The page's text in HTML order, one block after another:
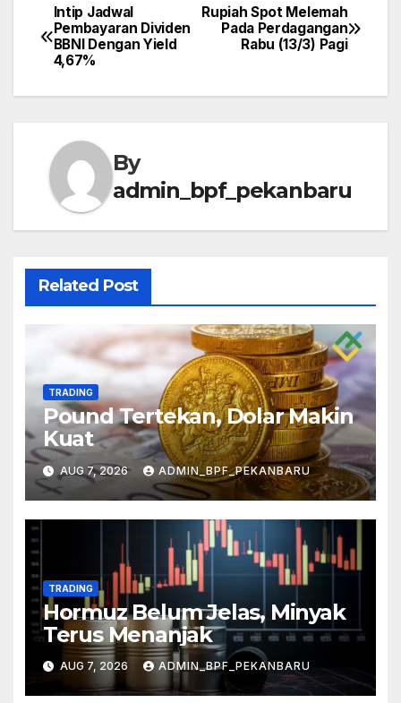
Post
navigation
Rupiah Spot Melemah
Pada Perdagangan
Rabu (13/3) Pagi
Intip Jadwal
Pembayaran Dividen
BBNI Dengan Yield
4,67%
By
admin_bpf_pekanbaru
Related Post
TRADING
Pound Tertekan, Dolar Makin
Kuat
AUG 7, 2026 ADMIN_BPF_PEKANBARU
TRADING
Hormuz Belum Jelas, Minyak
Terus Menanjak
AUG 7, 2026 ADMIN_BPF_PEKANBARU